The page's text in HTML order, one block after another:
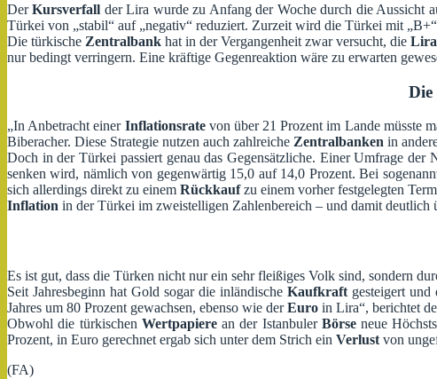
DerKursverfall der Lira wurde zu Anfang der Woche durch die Aussicht
Türkei von „stabil“ auf „negativ“ reduziert. Zurzeit wird die Türkei mit
Die türkische Zentralbank hat in der Vergangenheit zwar versucht, dieLira
nur bedingt verringern. Eine kräftige Gegenreaktion wäre zu erwarten
„In Anbetracht einer Inflationsratevon über 21 Prozent im Lande müsste
Biberacher. Diese Strategie nutzen auch zahlreiche Zentralbanken in
Doch in der Türkei passiert genau das Gegensätzliche. Einer Umfrage der
senken wird, nämlich von gegenwärtig 15,0 auf 14,0 Prozent. Bei
sich allerdings direkt zu einem Rückkaufzu einem vorher festgelegten
Inflation in der Türkei im zweistelligen Zahlenbereich – und damit
Es ist gut, dass die Türken nicht nur ein sehr fleißiges Volk sind, sondern
Seit Jahresbeginn hat Gold sogar die inländischeKaufkraft gesteigert
Jahres um 80 Prozent gewachsen, ebenso wie derEuro in Lira“, berichtet
Obwohl die türkischen Wertpapierean der Istanbuler Börseneue
Prozent, in Euro gerechnet ergab sich unter dem Strich ein Verlust von
(FA)